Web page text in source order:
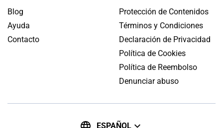
Blog
Ayuda
Contacto
Protección de Contenidos
Términos y Condiciones
Declaración de Privacidad
Política de Cookies
Política de Reembolso
Denunciar abuso
ESPAÑOL